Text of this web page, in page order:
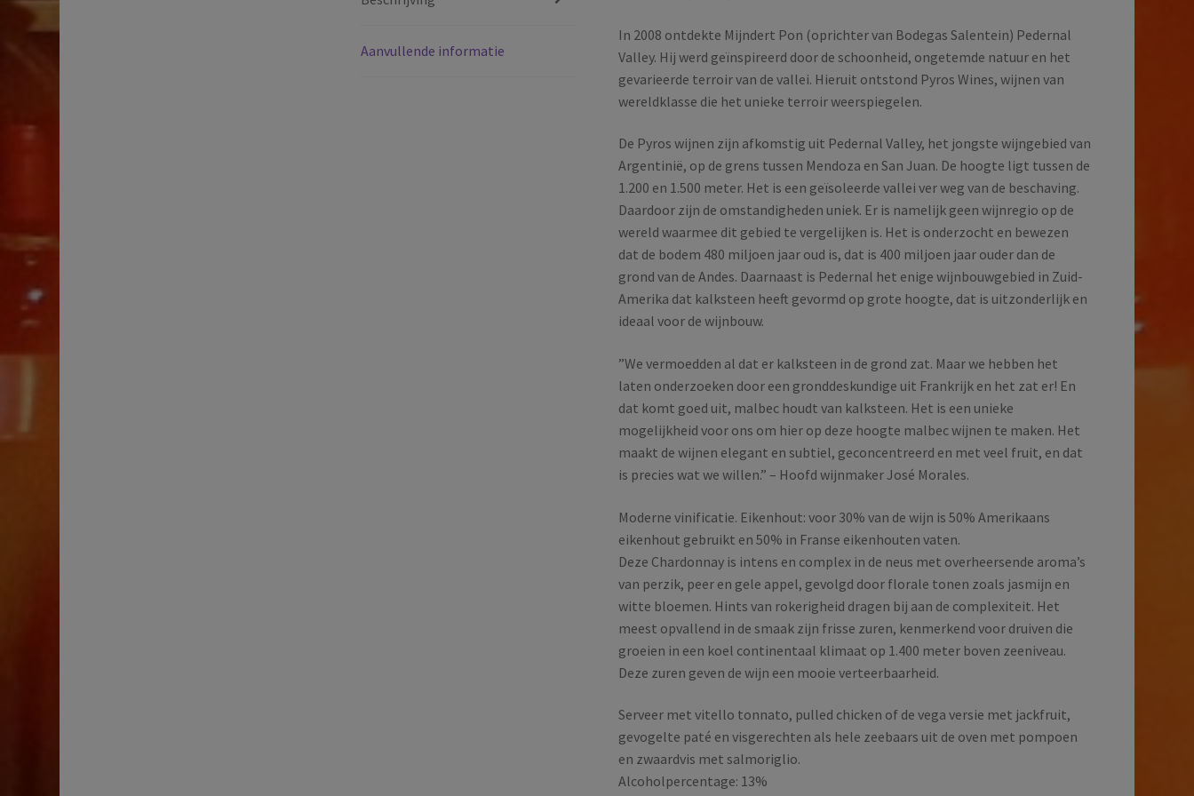
San
Juan
|
Argentinië
2022
aantal
Aanvullende informatie
In 2008 ontdekte Mijndert Pon (oprichter van Bodegas Salentein) Pedernal
Valley. Hij werd geïnspireerd door de schoonheid, ongetemde natuur en het
gevarieerde terroir van de vallei. Hieruit ontstond Pyros Wines, wijnen van
wereldklasse die het unieke terroir weerspiegelen.
De Pyros wijnen zijn afkomstig uit Pedernal Valley, het jongste wijngebied van
Argentinië, op de grens tussen Mendoza en San Juan. De hoogte ligt tussen de
1.200 en 1.500 meter. Het is een geïsoleerde vallei ver weg van de beschaving.
Daardoor zijn de omstandigheden uniek. Er is namelijk geen wijnregio op de
wereld waarmee dit gebied te vergelijken is. Het is onderzocht en bewezen
dat de bodem 480 miljoen jaar oud is, dat is 400 miljoen jaar ouder dan de
grond van de Andes. Daarnaast is Pedernal het enige wijnbouwgebied in Zuid-
Amerika dat kalksteen heeft gevormd op grote hoogte, dat is uitzonderlijk en
ideaal voor de wijnbouw.
”We vermoedden al dat er kalksteen in de grond zat. Maar we hebben het
laten onderzoeken door een gronddeskundige uit Frankrijk en het zat er! En
dat komt goed uit, malbec houdt van kalksteen. Het is een unieke
mogelijkheid voor ons om hier op deze hoogte malbec wijnen te maken. Het
maakt de wijnen elegant en subtiel, geconcentreerd en met veel fruit, en dat
is precies wat we willen.” – Hoofd wijnmaker José Morales.
Moderne vinificatie. Eikenhout: voor 30% van de wijn is 50% Amerikaans
eikenhout gebruikt en 50% in Franse eikenhouten vaten.
Deze Chardonnay is intens en complex in de neus met overheersende aroma’s
van perzik, peer en gele appel, gevolgd door florale tonen zoals jasmijn en
witte bloemen. Hints van rokerigheid dragen bij aan de complexiteit. Het
meest opvallend in de smaak zijn frisse zuren, kenmerkend voor druiven die
groeien in een koel continentaal klimaat op 1.400 meter boven zeeniveau.
Deze zuren geven de wijn een mooie verteerbaarheid.
Serveer met vitello tonnato, pulled chicken of de vega versie met jackfruit,
gevogelte paté en visgerechten als hele zeebaars uit de oven met pompoen
en zwaardvis met salmoriglio.
Alcoholpercentage: 13%